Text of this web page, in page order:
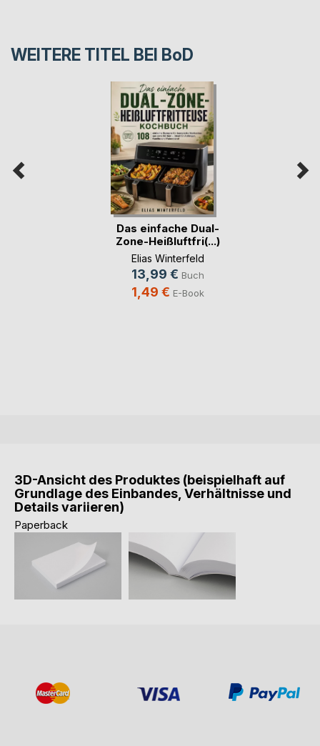
WEITERE TITEL BEI BoD
Das einfache Dual-
Zone-Heißluftfri(...)
Elias Winterfeld
13,99 € Buch
1,49 € E-Book
3D-Ansicht des Produktes (beispielhaft auf
Grundlage des Einbandes, Verhältnisse und
Details variieren)
Paperback